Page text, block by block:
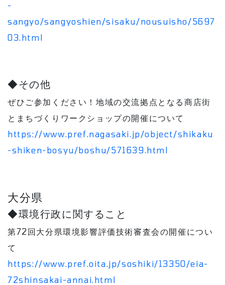
-
sangyo/sangyoshien/sisaku/nousuisho/5697
03.html
◆その他
ぜひご参加ください！地域の交流拠点となる商店街
とまちづくりワークショップの開催について
https://www.pref.nagasaki.jp/object/shikaku
-shiken-bosyu/boshu/571639.html
大分県
◆環境行政に関すること
第72回大分県環境影響評価技術審査会の開催につい
て
https://www.pref.oita.jp/soshiki/13350/eia-
72shinsakai-annai.html